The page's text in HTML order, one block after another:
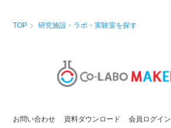
TOP 研究施設・ラボ・実験室を探す
お問い合わせ 資料ダウンロード 会員ログイン